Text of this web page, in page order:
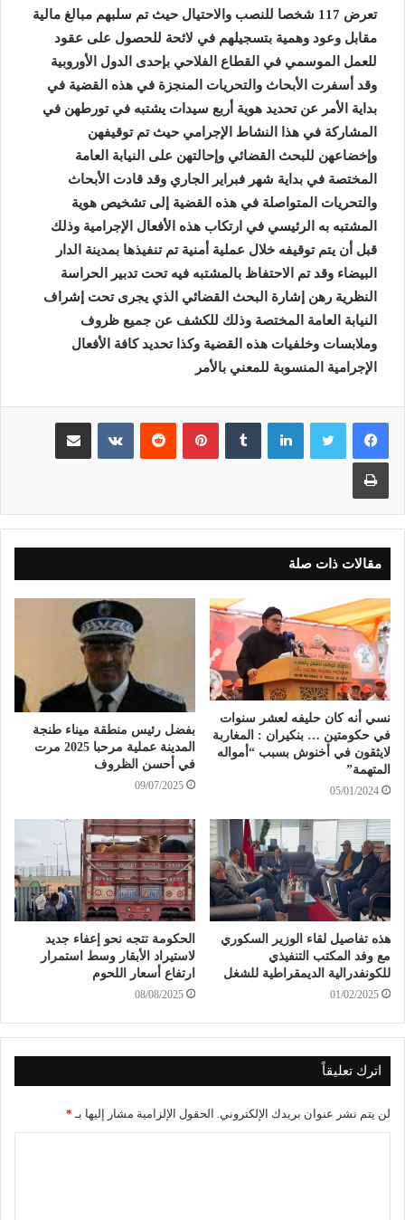
تعرض 117 شخصا للنصب والاحتيال حيث تم سلبهم مبالغ مالية
مقابل وعود وهمية بتسجيلهم في لائحة للحصول على عقود
للعمل الموسمي في القطاع الفلاحي بإحدى الدول الأوروبية
وقد أسفرت الأبحاث والتحريات المنجزة في هذه القضية في
بداية الأمر عن تحديد هوية أربع سيدات يشتبه في تورطهن في
المشاركة في هذا النشاط الإجرامي حيث تم توقيفهن
وإخضاعهن للبحث القضائي وإحالتهن على النيابة العامة
المختصة في بداية شهر فبراير الجاري وقد قادت الأبحاث
والتحريات المتواصلة في هذه القضية إلى تشخيص هوية
المشتبه به الرئيسي في ارتكاب هذه الأفعال الإجرامية وذلك
قبل أن يتم توقيفه خلال عملية أمنية تم تنفيذها بمدينة الدار
البيضاء وقد تم الاحتفاظ بالمشتبه فيه تحت تدبير الحراسة
النظرية رهن إشارة البحث القضائي الذي يجرى تحت إشراف
النيابة العامة المختصة وذلك للكشف عن جميع ظروف
وملابسات وخلفيات هذه القضية وكذا تحديد كافة الأفعال
الإجرامية المنسوبة للمعني بالأمر
لينكدإن بينتيريست مشاركة عبر البريد
طباعة
مقالات ذات صلة
نسي أنه كان حليفه لعشر سنوات
في حكومتين … بنكيران : المغاربة
لايثقون في أخنوش بسبب “أمواله
المتهمة”
05/01/2024
بفضل رئيس منطقة ميناء طنجة
المدينة عملية مرحبا 2025 مرت
في أحسن الظروف
09/07/2025
هذه تفاصيل لقاء الوزير السكوري
مع وفد المكتب التنفيذي
للكونفدرالية الديمقراطية للشغل
01/02/2025
الحكومة تتجه نحو إعفاء جديد
لاستيراد الأبقار وسط استمرار
ارتفاع أسعار اللحوم
08/08/2025
اترك تعليقاً
لن يتم نشر عنوان بريدك الإلكتروني. الحقول الإلزامية مشار إليها بـ *